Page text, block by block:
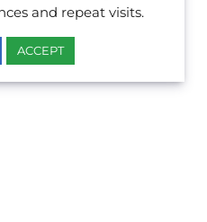
and repeat visits.
ACCEPT